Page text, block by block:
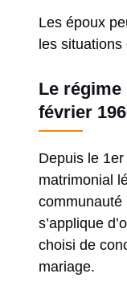
Les époux
les situations
Le régime
février
Depuis le
matrimonial
communauté
s’applique
choisi de
mariage.